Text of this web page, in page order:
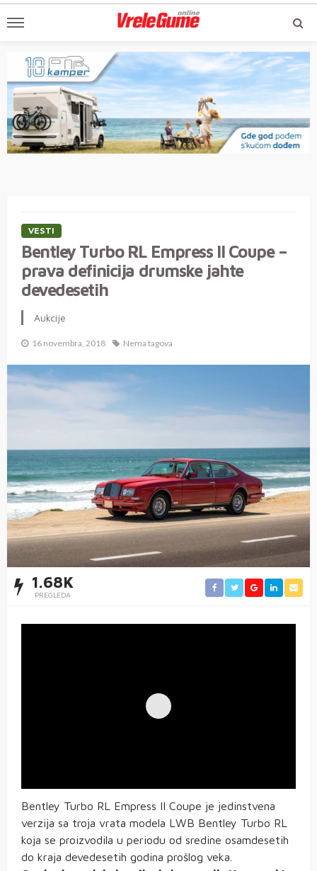
VESTI
Bentley Turbo RL Empress II Coupe –
prava definicija drumske jahte
devedesetih
Aukcije
16 novembra, 2018 Nema tagova
1.68K
PREGLEDA
Bentley Turbo RL Empress II Coupe je jedinstvena
verzija sa troja vrata modela LWB Bentley Turbo RL
koja se proizvodila u periodu od sredine osamdesetih
do kraja devedesetih godina prošlog veka.